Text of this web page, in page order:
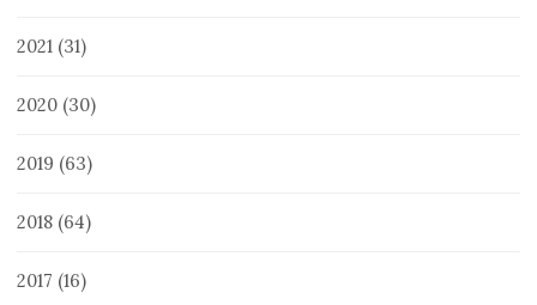
2021 (31)
2020 (30)
2019 (63)
2018 (64)
2017 (16)